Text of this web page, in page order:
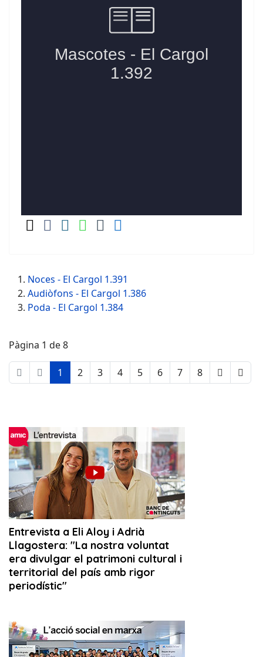
Noces - El Cargol 1.391
Audiòfons - El Cargol 1.386
Poda - El Cargol 1.384
Pàgina 1 de 8
1 2 3 4 5 6 7 8